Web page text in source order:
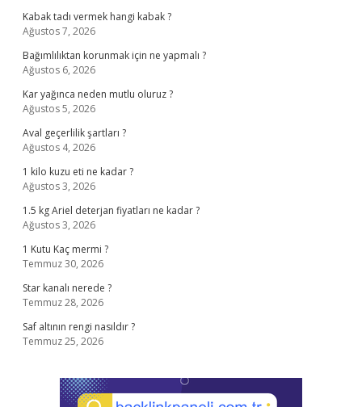
Kabak tadı vermek hangi kabak ?
Ağustos 7, 2026
Bağımlılıktan korunmak için ne yapmalı ?
Ağustos 6, 2026
Kar yağınca neden mutlu oluruz ?
Ağustos 5, 2026
Aval geçerlilik şartları ?
Ağustos 4, 2026
1 kilo kuzu eti ne kadar ?
Ağustos 3, 2026
1.5 kg Ariel deterjan fiyatları ne kadar ?
Ağustos 3, 2026
1 Kutu Kaç mermi ?
Temmuz 30, 2026
Star kanalı nerede ?
Temmuz 28, 2026
Saf altının rengi nasıldır ?
Temmuz 25, 2026